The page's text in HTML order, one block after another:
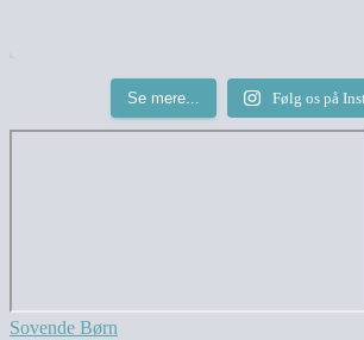
Se mere... Følg os på
Sovende Børn